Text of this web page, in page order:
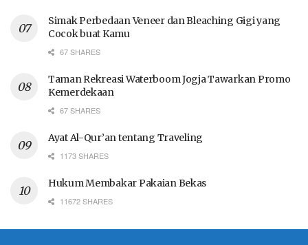
Simak Perbedaan Veneer dan Bleaching Gigi yang
Cocok buat Kamu
67 SHARES
Taman Rekreasi Waterboom Jogja Tawarkan Promo
Kemerdekaan
67 SHARES
Ayat Al-Qur’an tentang Traveling
1173 SHARES
Hukum Membakar Pakaian Bekas
11672 SHARES